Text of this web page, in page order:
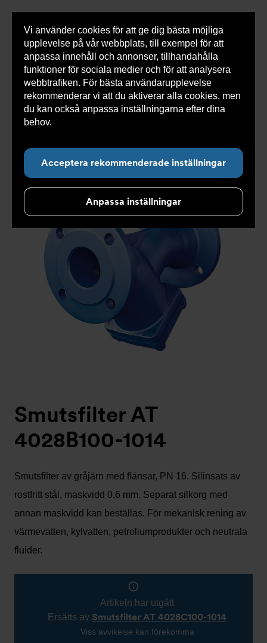
Vi använder cookies för att ge dig bästa möjliga
upplevelse på vår webbplats, till exempel för att
anpassa innehåll och annonser, tillhandahålla
funktioner för sociala medier och för att analysera
webbtrafiken. För bästa användarupplevelse
rekommenderar vi att du aktiverar alla cookies, men
du kan också anpassa inställningarna efter dina
behov.
Acceptera rekommenderade inställningar
Anpassa inställningar
0 varorSnabborder
Du
här:
Armatec > Produkter > Luft- och partikelavskiljare
Smutsfilter
> Flänsad anslutning >
Smutsfilter AT
4028B
> Smutsfilter AT 4028B100-1014
Smutsfilter AT
4028B100-1014
Smutsfilter av gråjärn med flänsar, PN 16. Silinsats av
rostfritt stål, maskvidd 0,6 mm. Separat silkorg med
annan maskvidd kan beställas. För mekanisk rening av
värmevatten, kylvatten, petroliumprodukter och neutrala
fluider.
Artikeln har utgått
Ersätts av Smutsfilter AT 4028C100-1014
Viss avvikelse kan förekomma